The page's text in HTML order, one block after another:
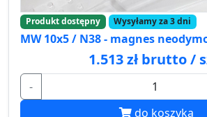
Produkt dostępny Wysyłamy za 3 dni
MW 10x5 / N38 - magnes
1.513 zł brutto /
-
do koszyka